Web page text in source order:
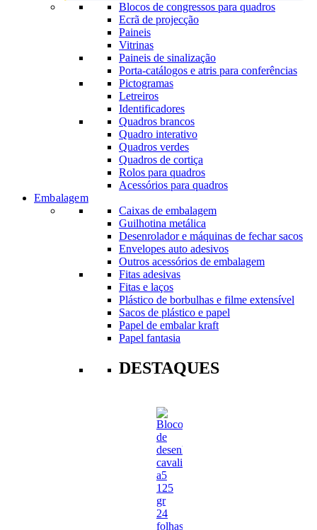
Blocos de congressos para quadros
Ecrã de projecção
Paineis
Vitrinas
Paineis de sinalização
Porta-catálogos e atris para conferências
Pictogramas
Letreiros
Identificadores
Quadros brancos
Quadro interativo
Quadros verdes
Quadros de cortiça
Rolos para quadros
Acessórios para quadros
Embalagem
Caixas de embalagem
Guilhotina metálica
Desenrolador e máquinas de fechar sacos
Envelopes auto adesivos
Outros acessórios de embalagem
Fitas adesivas
Fitas e laços
Plástico de borbulhas e filme extensível
Sacos de plástico e papel
Papel de embalar kraft
Papel fantasia
DESTAQUES